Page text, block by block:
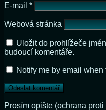
E-mail *
Webová stránka
Uložit do prohlížeče
budoucí komentáře.
Notify me by email
Prosím opište (ochrana